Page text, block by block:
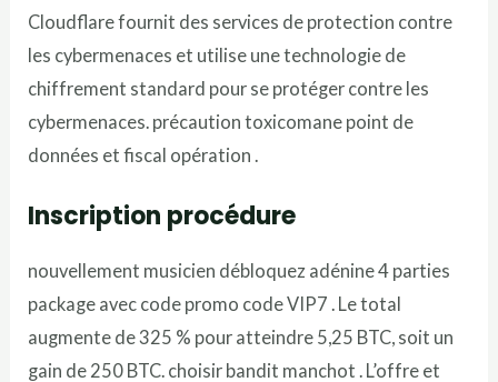
Cloudflare fournit des services de protection contre
les cybermenaces et utilise une technologie de
chiffrement standard pour se protéger contre les
cybermenaces. précaution toxicomane point de
données et fiscal opération .
Inscription procédure
nouvellement musicien débloquez adénine 4 parties
package avec code promo code VIP7 . Le total
augmente de 325 % pour atteindre 5,25 BTC, soit un
gain de 250 BTC. choisir bandit manchot . L’offre et